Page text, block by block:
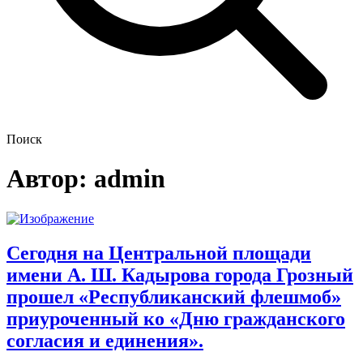
Поиск
Автор: admin
Сегодня на Центральной площади
имени А. Ш. Кадырова города Грозный
прошел «Республиканский флешмоб»
приуроченный ко «Дню гражданского
согласия и единения».